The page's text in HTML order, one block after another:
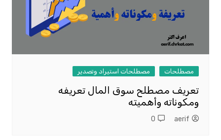
مصطلحات مصطلحات استيراد وتصدير
تعريف مصطلح سوق المال تعريفه
ومكوناته وأهميته
aerif
0